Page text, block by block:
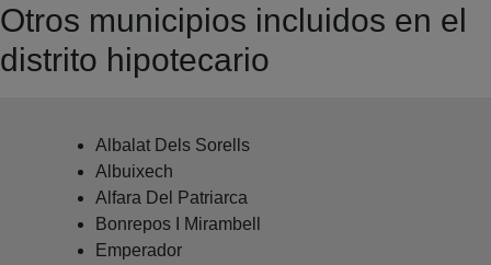
Otros municipios incluidos en el
distrito hipotecario
Albalat Dels Sorells
Albuixech
Alfara Del Patriarca
Bonrepos I Mirambell
Emperador